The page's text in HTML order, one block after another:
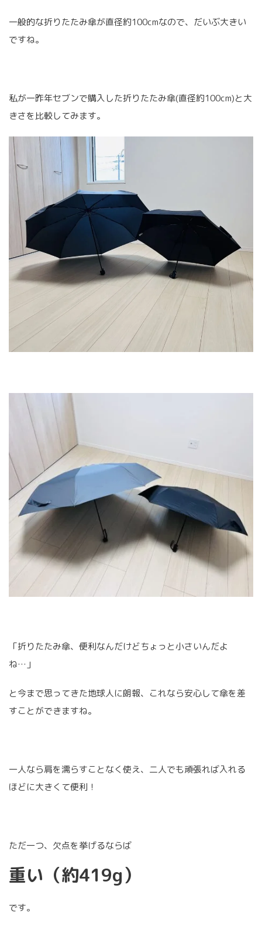
一般的な折りたたみ傘が直径約100cmなので、だいぶ大きい
ですね。
私が一昨年セブンで購入した折りたたみ傘(直径約100cm)と大
きさを比較してみます。
「折りたたみ傘、便利なんだけどちょっと小さいんだよ
ね…」
と今まで思ってきた地球人に朗報、これなら安心して傘を差
すことができますね。
一人なら肩を濡らすことなく使え、二人でも頑張れば入れる
ほどに大きくて便利！
ただ一つ、欠点を挙げるならば
重い（約419g）
です。